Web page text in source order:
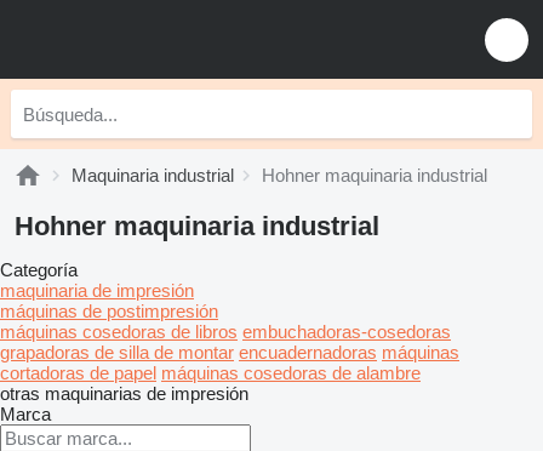
Maquinaria industrial Hohner maquinaria industrial
Hohner maquinaria industrial
Categoría
maquinaria de impresión
máquinas de postimpresión
máquinas cosedoras de libros embuchadoras-cosedoras
grapadoras de silla de montar encuadernadoras máquinas
cortadoras de papel máquinas cosedoras de alambre
otras maquinarias de impresión
Marca